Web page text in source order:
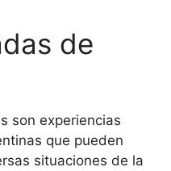
de
son experiencias
que pueden
situaciones de la